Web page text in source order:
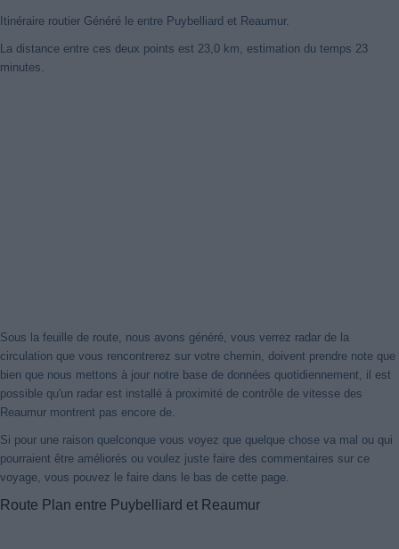
Itinéraire routier Généré le entre Puybelliard et Reaumur.
La distance entre ces deux points est 23,0 km, estimation du temps 23
minutes.
Sous la feuille de route, nous avons généré, vous verrez radar de la
circulation que vous rencontrerez sur votre chemin, doivent prendre note que
bien que nous mettons à jour notre base de données quotidiennement, il est
possible qu'un radar est installé à proximité de contrôle de vitesse des
Reaumur montrent pas encore de.
Si pour une raison quelconque vous voyez que quelque chose va mal ou qui
pourraient être améliorés ou voulez juste faire des commentaires sur ce
voyage, vous pouvez le faire dans le bas de cette page.
Route Plan entre Puybelliard et Reaumur